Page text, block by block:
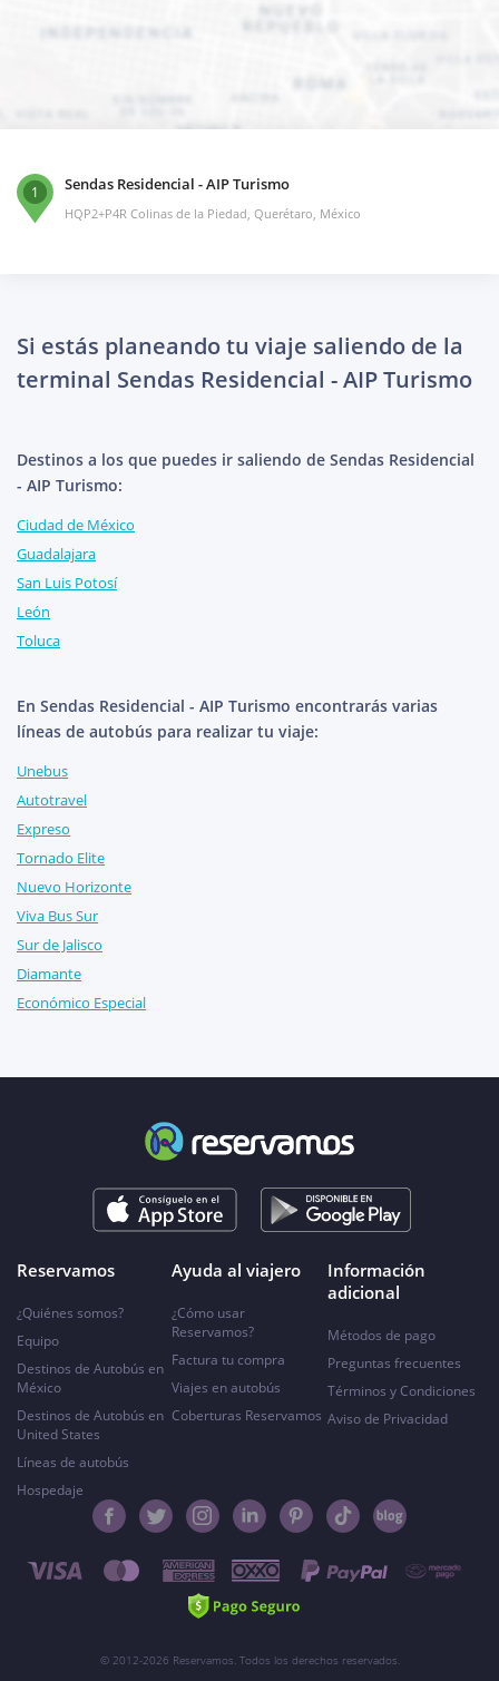
1 Sendas Residencial - AIP Turismo
HQP2+P4R Colinas de la Piedad, Querétaro, México
Si estás planeando tu viaje saliendo de la
terminal Sendas Residencial - AIP Turismo
Destinos a los que puedes ir saliendo de Sendas Residencial
- AIP Turismo:
Ciudad de México
Guadalajara
San Luis Potosí
León
Toluca
En Sendas Residencial - AIP Turismo encontrarás varias
líneas de autobús para realizar tu viaje:
Unebus
Autotravel
Expreso
Tornado Elite
Nuevo Horizonte
Viva Bus Sur
Sur de Jalisco
Diamante
Económico Especial
Reservamos
¿Quiénes somos?
Equipo
Destinos de Autobús en
México
Destinos de Autobús en
United States
Líneas de autobús
Hospedaje
Ayuda al viajero
¿Cómo usar
Reservamos?
Factura tu compra
Viajes en autobús
Coberturas Reservamos
Información
adicional
Métodos de pago
Preguntas frecuentes
Términos y Condiciones
Aviso de Privacidad
© 2012-2026 Reservamos. Todos los derechos reservados.